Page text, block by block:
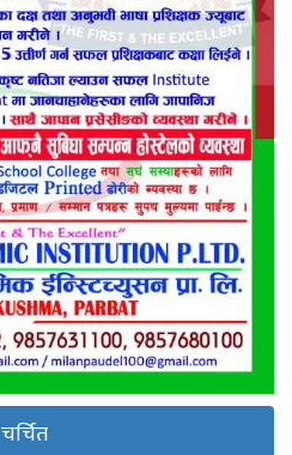
चर्चित